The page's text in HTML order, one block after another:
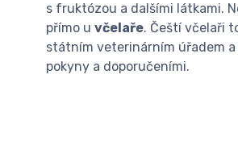
s fruktózou a dalšími látkami.
přímo u včelaře. Čeští včelaři
státním veterinárním úřadem
pokyny a doporučeními.